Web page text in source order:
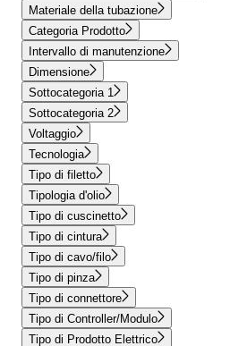
Materiale della tubazione
Categoria Prodotto
Intervallo di manutenzione
Dimensione
Sottocategoria 1
Sottocategoria 2
Voltaggio
Tecnologia
Tipo di filetto
Tipologia d'olio
Tipo di cuscinetto
Tipo di cintura
Tipo di cavo/filo
Tipo di pinza
Tipo di connettore
Tipo di Controller/Modulo
Tipo di Prodotto Elettrico